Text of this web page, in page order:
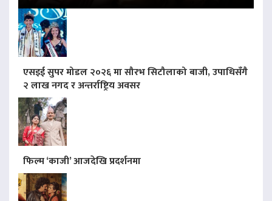
एसइई सुपर मोडल २०२६ मा सौरभ सिटौलाको बाजी, उपाधिसँगै
२ लाख नगद र अन्तर्राष्ट्रिय अवसर
फिल्म ‘काजी’ आजदेखि प्रदर्शनमा